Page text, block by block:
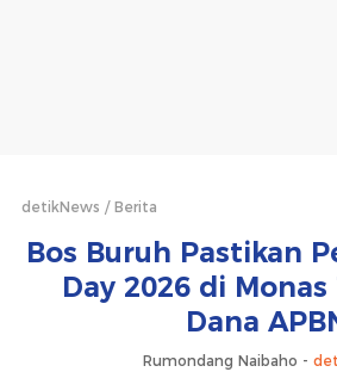
detikNews Berita
Bos Buruh Pastikan
Day 2026 di Monas
Dana
Rumondang Naibaho -